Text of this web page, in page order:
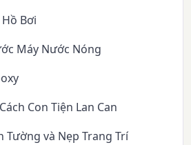
Bơi
Máy Nước Nóng
Con Tiện Lan Can
Tường và Nẹp Trang Trí